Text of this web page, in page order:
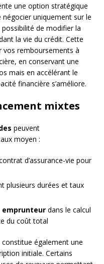
une option stratégique
uniquement sur le
de modifier la
la vie du crédit. Cette
vos remboursements à
en conservant une
mais en accélérant le
financière s’améliore.
mixtes
peuvent
moyen :
d’assurance-vie pour
plusieurs durées et taux
emprunteur dans le calcul
du coût total
constitue également une
initiale. Certains